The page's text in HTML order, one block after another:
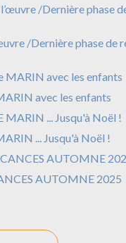
/Dernière phase de
avec les enfants
... Jusqu'à Noël !
AUTOMNE 2025